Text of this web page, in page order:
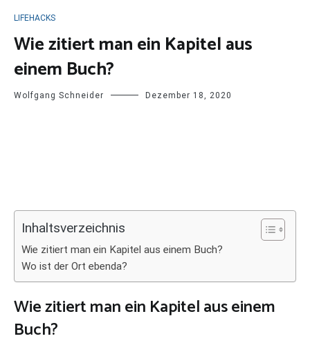
LIFEHACKS
Wie zitiert man ein Kapitel aus
einem Buch?
Wolfgang Schneider Dezember 18, 2020
Inhaltsverzeichnis
Wie zitiert man ein Kapitel aus einem Buch?
Wo ist der Ort ebenda?
Wie zitiert man ein Kapitel aus einem
Buch?